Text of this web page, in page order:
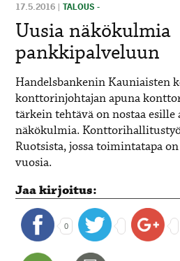
17.5.2016 |TALOUS -
Uusia näkökulmia
pankkipalveluun
Handelsbankenin Kauniaisten
konttorinjohtajan apuna
tärkein tehtävä on nostaa esille
näkökulmia.
Ruotsista, jossa toimintatapa
vuosia.
Jaa kirjoitus:
0